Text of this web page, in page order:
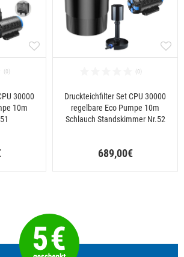
30000
10m
Druckteichfilter Set CPU 30000
regelbare Eco Pumpe 10m
Schlauch Standskimmer Nr.52
689,00€